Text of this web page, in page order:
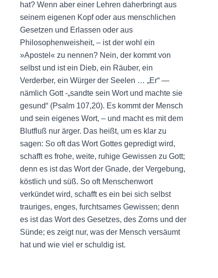
hat? Wenn aber einer Lehren daherbringt aus
seinem eigenen Kopf oder aus menschlichen
Gesetzen und Erlassen oder aus
Philosophenweisheit, – ist der wohl ein
»Apostel« zu nennen? Nein, der kommt von
selbst und ist ein Dieb, ein Räuber, ein
Verderber, ein Würger der Seelen … „Er“ —
nämlich Gott -„sandte sein Wort und machte sie
gesund“ (Psalm 107,20). Es kommt der Mensch
und sein eigenes Wort, – und macht es mit dem
Blutfluß nur ärger. Das heißt, um es klar zu
sagen: So oft das Wort Gottes gepredigt wird,
schafft es frohe, weite, ruhige Gewissen zu Gott;
denn es ist das Wort der Gnade, der Vergebung,
köstlich und süß. So oft Menschenwort
verkündet wird, schafft es ein bei sich selbst
trauriges, enges, furchtsames Gewissen; denn
es ist das Wort des Gesetzes, des Zorns und der
Sünde; es zeigt nur, was der Mensch versäumt
hat und wie viel er schuldig ist.